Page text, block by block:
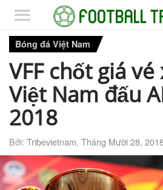
Bóng đá Việt Nam
VFF chốt giá
Việt Nam đấu
2018
Bởi: Tribevietnam, Tháng Mười 28,